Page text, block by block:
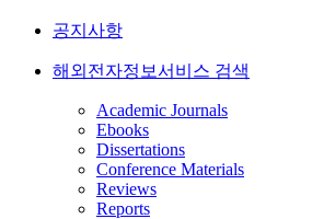
공지사항
해외전자정보서비스 검색
Academic Journals
Ebooks
Dissertations
Conference Materials
Reviews
Reports